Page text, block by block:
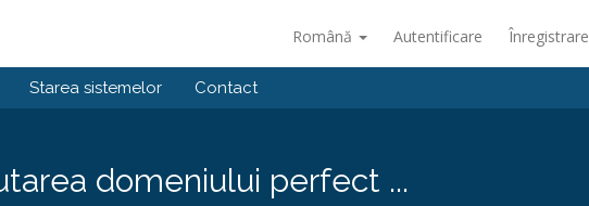
Română Autentificare Înregistrare
Starea sistemelor Contact
domeniului perfect ...